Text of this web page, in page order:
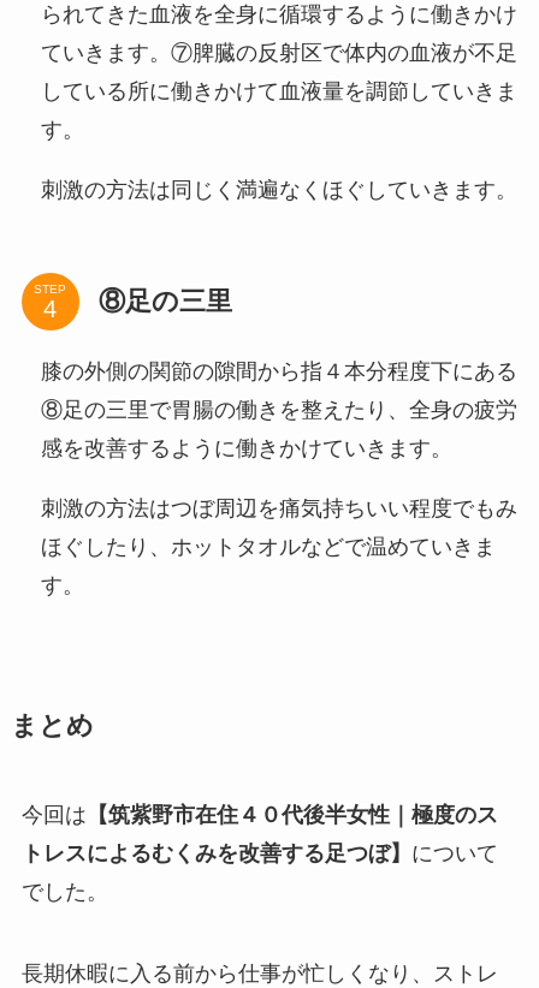
られてきた血液を全身に循環するように働きかけ
ていきます。⑦脾臓の反射区で体内の血液が不足
している所に働きかけて血液量を調節していきま
す。
刺激の方法は同じく満遍なくほぐしていきます。
STEP ⑧足の三里
膝の外側の関節の隙間から指４本分程度下にある
⑧足の三里で胃腸の働きを整えたり、全身の疲労
感を改善するように働きかけていきます。
刺激の方法はつぼ周辺を痛気持ちいい程度でもみ
ほぐしたり、ホットタオルなどで温めていきま
す。
まとめ
今回は 【筑紫野市在住４０代後半女性｜極度のス
トレスによるむくみを改善する足つぼ】 について
でした。
長期休暇に入る前から仕事が忙しくなり、ストレ